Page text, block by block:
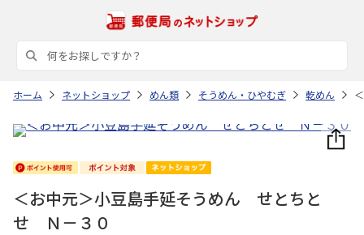
ホーム ネットショップ めん類 そうめん・ひやむぎ 乾めん
＜お中元＞小豆島手延そうめん せとちと
せ Ｎ－３０